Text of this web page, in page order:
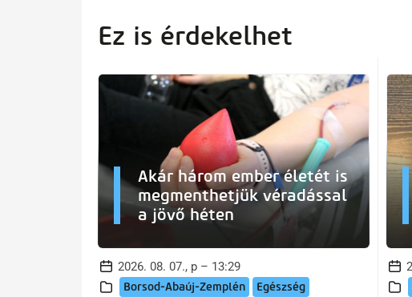
Ez is érdekelhet
Akár három ember életét is
megmenthetjük véradással
a jövő héten
2026. 08. 07., p – 13:29
Borsod-Abaúj-Zemplén Egészség